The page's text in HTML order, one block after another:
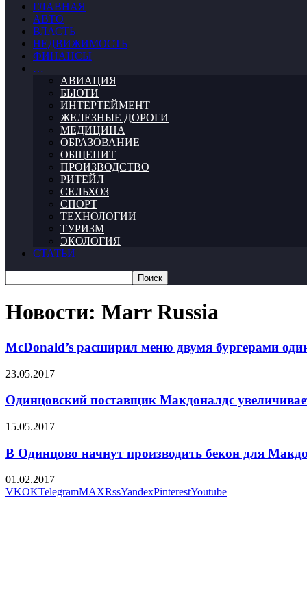
ГЛАВНАЯ
АВТО
ВЛАСТЬ
НЕДВИЖИМОСТЬ
ФИНАНСЫ
…
АВИАЦИЯ
БЬЮТИ
ИНТЕРТЕЙМЕНТ
ЖЕЛЕЗНЫЕ ДОРОГИ
МЕДИЦИНА
ОБРАЗОВАНИЕ
ОБЩЕПИТ
ПРОИЗВОДСТВО
РИТЕЙЛ
СЕЛЬХОЗ
СПОРТ
ТЕХНОЛОГИИ
ТУРИЗМ
ЭКОЛОГИЯ
СТАТЬИ
Новости: Marr Russia
McDonald’s расширил меню двумя бургерами
23.05.2017
Одинцовский поставщик Макдоналдс
15.05.2017
В Одинцово начнут производить бекон для
01.02.2017
VKOKTelegramMAXRssYandexPinterestYoutube